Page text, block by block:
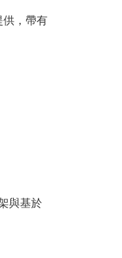
供，帶有
與基於